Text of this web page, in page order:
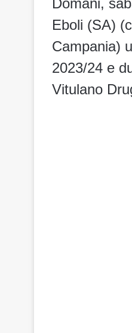
Eboli (SA)
Campania)
2023/24 e
Vitulano